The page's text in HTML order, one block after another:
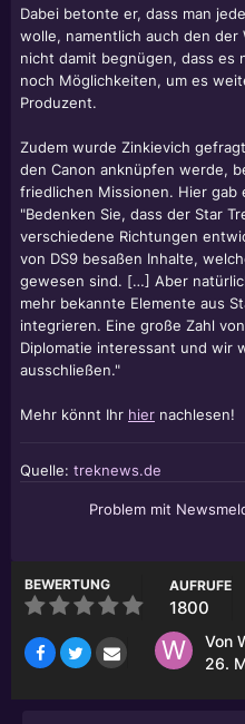
Dabei betonte er, dass man
wolle, namentlich auch den der
nicht damit begnügen, dass es
noch Möglichkeiten, um es
Produzent.
Zudem wurde Zinkievich
den Canon anknüpfen werde,
friedlichen Missionen. Hier gab
"Bedenken Sie, dass der Star
verschiedene Richtungen
von DS9 besaßen Inhalte,
gewesen sind. […] Aber
mehr bekannte Elemente aus
integrieren. Eine große Zahl
Diplomatie interessant und wir
ausschließen."
Mehr könnt Ihr hier nachlesen!
Quelle: treknews.de
Problem mit
BEWERTUNG AUFRUFE
1800
Von
26.